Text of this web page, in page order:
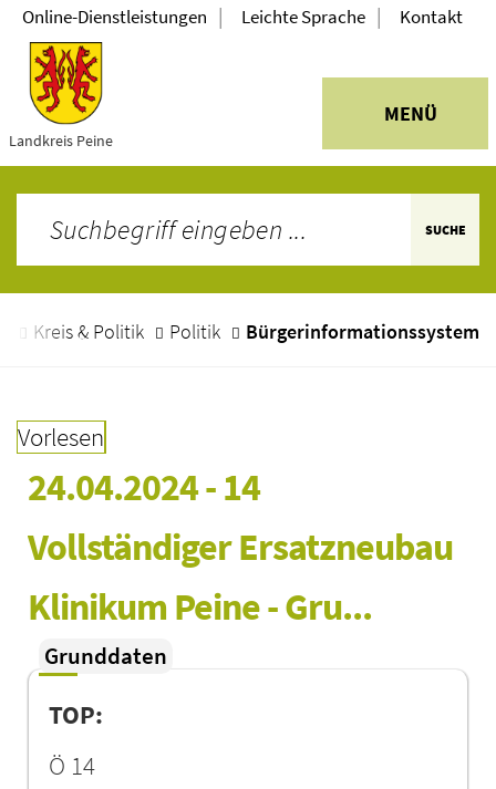
Landkreis Peine
MENÜ
Online-Dienstleistungen | Leichte Sprache | Kontakt
SUCHE
Kreis & Politik Politik Bürgerinformationssystem
Vorlesen
24.04.2024 - 14
Vollständiger Ersatzneubau
Klinikum Peine - Gru...
Grunddaten
TOP:
Ö 14